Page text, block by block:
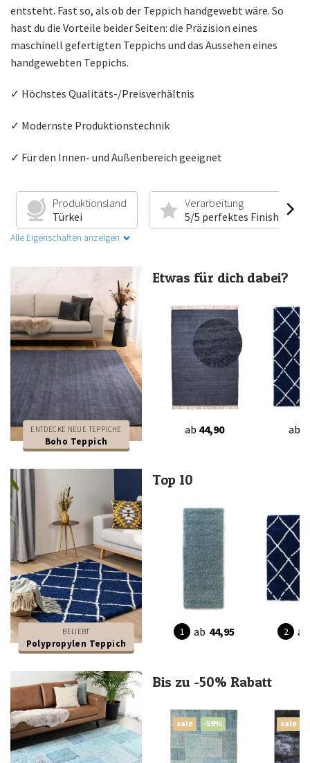
entsteht. Fast so, als ob der Teppich handgewebt wäre. So
hast du die Vorteile beider Seiten: die Präzision eines
maschinell gefertigten Teppichs und das Aussehen eines
handgewebten Teppichs.
✓ Höchstes Qualitäts-/Preisverhältnis
✓ Modernste Produktionstechnik
✓ Für den Innen- und Außenbereich geeignet
Produktionsland
Türkei
Verarbeitung
5/5 perfektes Finish
Alle Eigenschaften anzeigen
ENTDECKE NEUE TEPPICHE
Boho Teppich
Etwas für dich dabei?
ab 44,90 ab
BELIEBT
Polypropylen Teppich
Top 10
ab 44,95 ab
Bis zu -50% Rabatt
sale -59% sale